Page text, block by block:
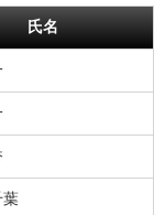
氏名
葉